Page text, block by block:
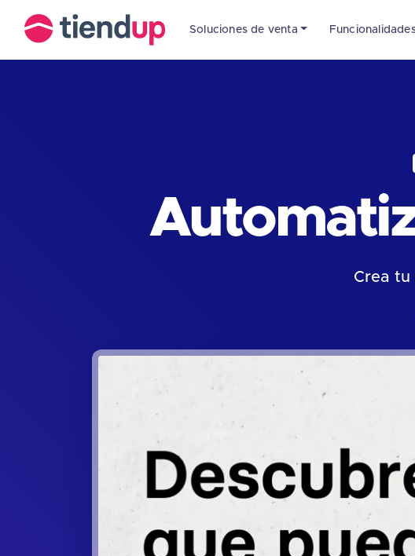
Soluciones de venta
Crea